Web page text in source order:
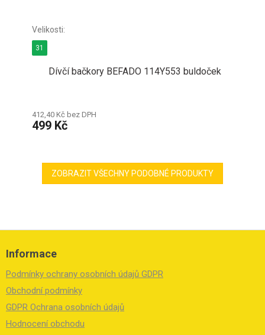
Dívčí bačkory BEFADO 114Y553 buldoček
412,40 Kč bez DPH
499 Kč
31
ZOBRAZIT VŠECHNY PODOBNÉ PRODUKTY
Z
Informace
Podmínky ochrany osobních údajů GDPR
Obchodní podmínky
GDPR Ochrana osobních údajů
Hodnocení obchodu